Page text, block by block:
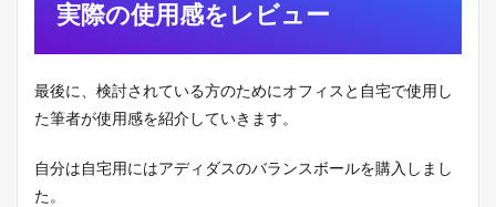
実際の使用感をレビュー
最後に、検討されている方のためにオフィスと自宅で使用し
た筆者が使用感を紹介していきます。
自分は自宅用にはアディダスのバランスボールを購入しまし
た。